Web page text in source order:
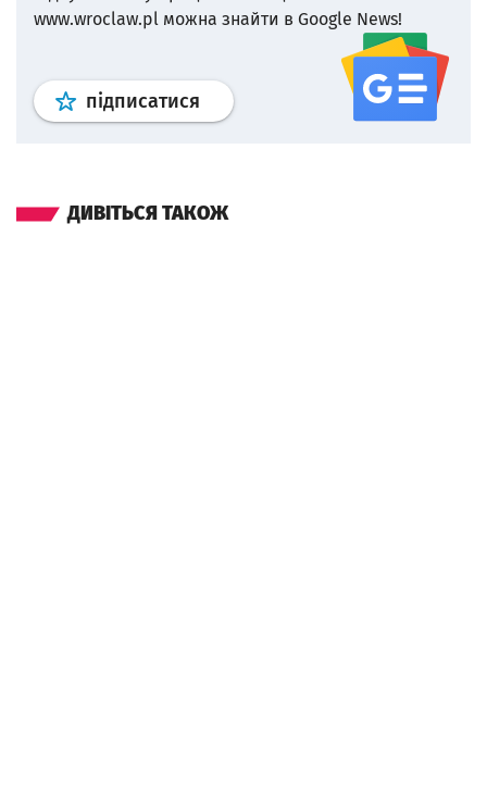
www.wroclaw.pl можна знайти в Google News!
підписатися Профіль google news
ДИВІТЬСЯ ТАКОЖ